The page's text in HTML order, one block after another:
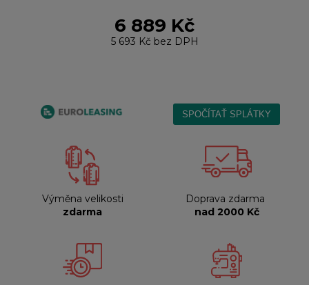
6 889 Kč
5 693 Kč bez DPH
Výměna velikosti
zdarma
Doprava zdarma
nad 2000 Kč